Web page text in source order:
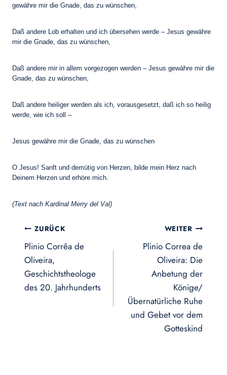
gewähre mir die Gnade, das zu wünschen,
Daß andere Lob erhalten und ich übersehen werde – Jesus gewähre
mir die Gnade, das zu wünschen,
Daß andere mir in allem vorgezogen werden – Jesus gewähre mir die
Gnade, das zu wünschen,
Daß andere heiliger werden als ich, vorausgesetzt, daß ich so heilig
werde, wie ich soll –
Jesus gewähre mir die Gnade, das zu wünschen
O Jesus! Sanft und demütig von Herzen, bilde mein Herz nach
Deinem Herzen und erhöre mich.
(Text nach Kardinal Merry del Val)
Beitragsnavigation
ZURÜCK
Plinio Corrêa de
Oliveira,
Geschichtstheologe
des 20. Jahrhunderts
WEITER
Plinio Correa de
Oliveira: Die
Anbetung der
Könige/
Übernatürliche Ruhe
und Gebet vor dem
Gotteskind